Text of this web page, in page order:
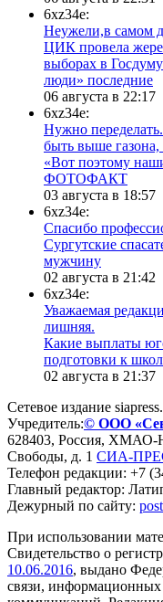
6xz34e:
Неужели,в самом
ЦИК провела
выборах в
люди» последние
06 августа в 22:17
6xz34e:
Нужно
быть выше газона,
«Вот поэтому
ФОТОФАКТ
03 августа в 18:57
6xz34e:
Спасибо
Сургутские
мужчину
02 августа в 21:42
6xz34e:
Уважаемая
лишняя.
Какие выплаты
подготовки к
02 августа в 21:37
Сетевое издание
Учредитель:© ООО
628403, Россия, ХМАО-
Свободы, д. 1 СИА-
Телефон редакции: +7
Главный редактор:
Дежурный по сайту:
При использовании
Свидетельство о
10.06.2016, выдано
связи,